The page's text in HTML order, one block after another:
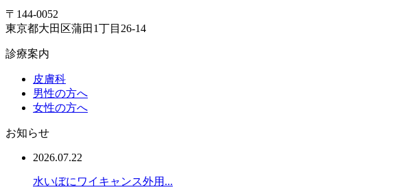
〒144-0052
東京都大田区蒲田1丁目26-14
診療案内
皮膚科
男性の方へ
女性の方へ
お知らせ
2026.07.22
水いぼにワイキャンス外用...